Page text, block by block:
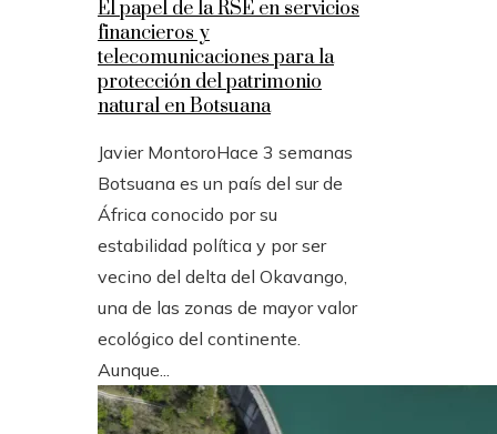
El papel de la RSE en servicios
financieros y
telecomunicaciones para la
protección del patrimonio
natural en Botsuana
Javier MontoroHace 3 semanas
Botsuana es un país del sur de
África conocido por su
estabilidad política y por ser
vecino del delta del Okavango,
una de las zonas de mayor valor
ecológico del continente.
Aunque...